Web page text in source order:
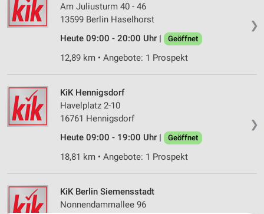
❯
Am Juliusturm 40 - 46
13599 Berlin Haselhorst
Heute 09:00 - 20:00 Uhr |
Geöffnet
12,89 km • Angebote: 1 Prospekt
❯
KiK Hennigsdorf
Havelplatz 2-10
16761 Hennigsdorf
Heute 09:00 - 19:00 Uhr |
Geöffnet
18,81 km • Angebote: 1 Prospekt
KiK Berlin Siemensstadt
Nonnendammallee 96